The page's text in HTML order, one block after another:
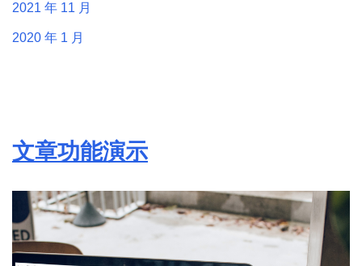
2021 年 11 月
2020 年 1 月
文章功能演示